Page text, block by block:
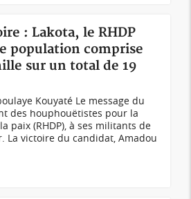
: Lakota, le RHDP
population comprise
sur un total de 19
Kouyaté Le message du
des houphouëtistes pour la
paix (RHDP), à ses militants de
La victoire du candidat, Amadou